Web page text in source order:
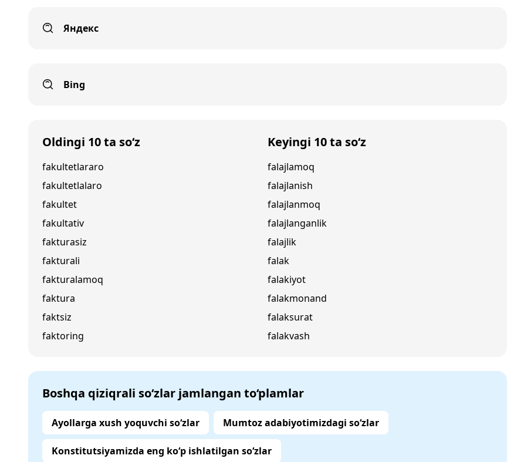
Яндекс
Bing
Oldingi 10 ta so‘z
fakultetlararo
fakultetlalaro
fakultet
fakultativ
fakturasiz
fakturali
fakturalamoq
faktura
faktsiz
faktoring
Keyingi 10 ta so‘z
falajlamoq
falajlanish
falajlanmoq
falajlanganlik
falajlik
falak
falakiyot
falakmonand
falaksurat
falakvash
Boshqa qiziqrali so‘zlar jamlangan to‘plamlar
Ayollarga xush yoquvchi so‘zlar Mumtoz adabiyotimizdagi so‘zlar
Konstitutsiyamizda eng ko‘p ishlatilgan so‘zlar